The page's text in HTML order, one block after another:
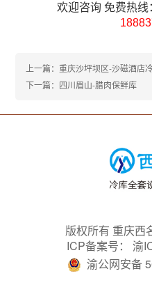
欢迎咨询 免费热线
上一篇：重庆沙坪坝区-沙磁酒店
下一篇：四川眉山-腊肉保鲜库
版权所有 重庆西
ICP备案号： 渝
渝公网安备